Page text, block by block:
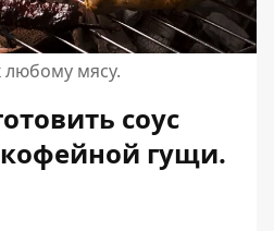
любому мясу.
соус
гущи.